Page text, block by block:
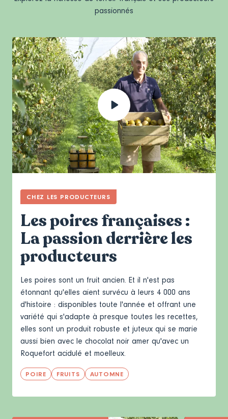
passionnés
CHEZ LES PRODUCTEURS
Les poires françaises :
La passion derrière les
producteurs
Les poires sont un fruit ancien. Et il n'est pas
étonnant qu'elles aient survécu à leurs 4 000 ans
d'histoire : disponibles toute l'année et offrant une
variété qui s'adapte à presque toutes les recettes,
elles sont un produit robuste et juteux qui se marie
aussi bien avec le chocolat noir amer qu'avec un
Roquefort acidulé et moelleux.
POIRE FRUITS AUTOMNE